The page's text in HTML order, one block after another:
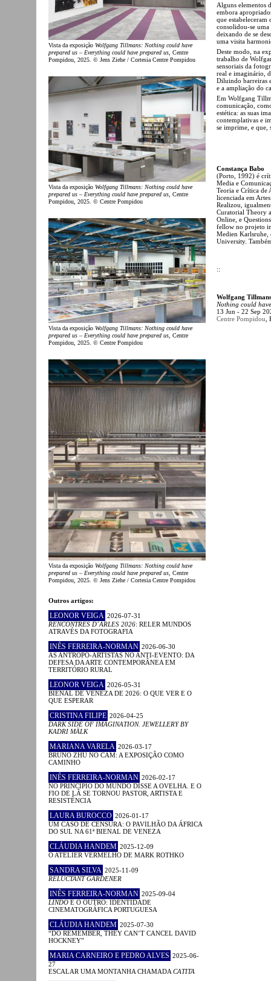
Vista da exposição Wolfgang Tillmans: Nothing could have
prepared us – Everything could have prepared us , Centre
Pompidou, 2025. © Jens Ziehe / Cortesia Centre Pompidou
Vista da exposição Wolfgang Tillmans: Nothing could have
prepared us – Everything could have prepared us , Centre
Pompidou, 2025. © Centre Pompidou
Vista da exposição Wolfgang Tillmans: Nothing could have
prepared us – Everything could have prepared us, Centre
Pompidou, 2025. © Centre Pompidou
Vista da exposição Wolfgang Tillmans: Nothing could have
prepared us – Everything could have prepared us , Centre
Pompidou, 2025. © Jens Ziehe / Cortesia Centre Pompidou
Outros artigos:
LEONOR VEIGA 2026-07-31
RENCONTRES D´ARLES 2026: RELER MUNDOS
ATRAVÉS DA FOTOGRAFIA
INÊS FERREIRA-NORMAN 2026-06-30
AS ANTROPO-ARTISTAS NO ANTI-EVENTO: DA
DEFESA DA ARTE CONTEMPORÂNEA EM
TERRITÓRIO RURAL
LEONOR VEIGA 2026-05-31
BIENAL DE VENEZA DE 2026: O QUE VER E O
QUE ESPERAR
CRISTINA FILIPE 2026-04-25
DARK SIDE OF IMAGINATION. JEWELLERY BY
KADRI MÄLK
MARIANA VARELA 2026-03-17
BRUNO ZHU NO CAM: A EXPOSIÇÃO COMO
CAMINHO
INÊS FERREIRA-NORMAN 2026-02-17
NO PRINCÍPIO DO MUNDO DISSE A OVELHA. E O
FIO DE LÃ SE TORNOU PASTOR, ARTISTA E
RESISTÊNCIA
LAURA BUROCCO 2026-01-17
UM CASO DE CENSURA: O PAVILHÃO DA ÁFRICA
DO SUL NA 61ª BIENAL DE VENEZA
CLÁUDIA HANDEM 2025-12-09
O ATELIER VERMELHO DE MARK ROTHKO
SANDRA SILVA 2025-11-09
RELUCTANT GARDENER
INÊS FERREIRA-NORMAN 2025-09-04
LINDO E O OUTRO: IDENTIDADE
CINEMATOGRÁFICA PORTUGUESA
CLÁUDIA HANDEM 2025-07-30
“DO REMEMBER, THEY CAN’T CANCEL DAVID
HOCKNEY”
MARIA CARNEIRO E PEDRO ALVES 2025-06-
27
ESCALAR UMA MONTANHA CHAMADA CATITA
Alguns elementos
embora
que
consolidou-se
deixando de se
uma visita
Deste modo, na
trabalho de
sensoriais da
real e imaginário,
Diluindo barreiras
e a ampliação do
Em Wolfgang
comunicação,
estética: as suas
contemplativas e
se imprime, e que,
Constança Babo
(Porto, 1992) é
Media e
Teoria e Crítica de
licenciada em
Realizou,
Curatorial Theory
Online, e
fellow no projeto
Medien
University.
::
Wolfgang Tillmans
Nothing could
13 Jun - 22 Sep
Centre Pompidou